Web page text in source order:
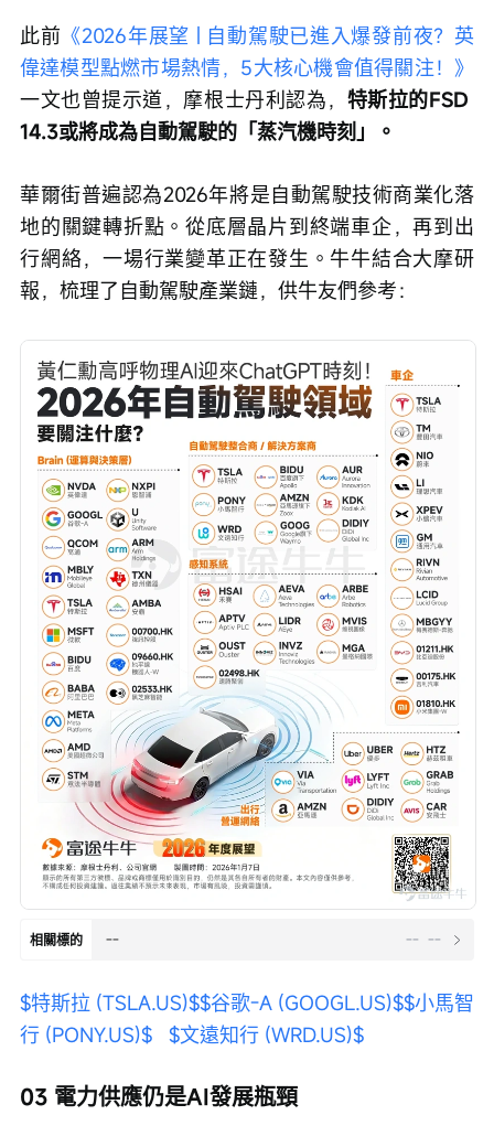
此前 《2026年展望 | 自動駕駛已進入爆發前夜？英
偉達模型點燃市場熱情，5大核心機會值得關注！》
一文也曾提示道，摩根士丹利認為， 特斯拉的FSD
14.3或將成為自動駕駛的「蒸汽機時刻」。
華爾街普遍認為2026年將是自動駕駛技術商業化落
地的關鍵轉折點。從底層晶片到終端車企，再到出
行網絡，一場行業變革正在發生。牛牛結合大摩研
報，梳理了自動駕駛產業鏈，供牛友們參考：
相關標的 -- -- --
$特斯拉 (TSLA.US)$$谷歌-A (GOOGL.US)$$小馬智
行 (PONY.US)$
$文遠知行 (WRD.US)$
03 電力供應仍是AI發展瓶頸